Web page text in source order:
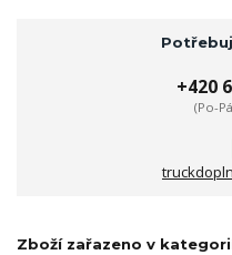
+420
(Po-
Zboží zařazeno v